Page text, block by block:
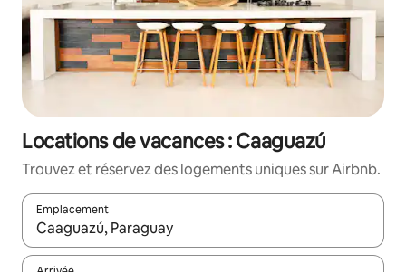
Locations de vacances : Caaguazú
Trouvez et réservez des logements uniques sur Airbnb.
Emplacement
Quand les résultats sont affichés, parcourez-les en utilisant